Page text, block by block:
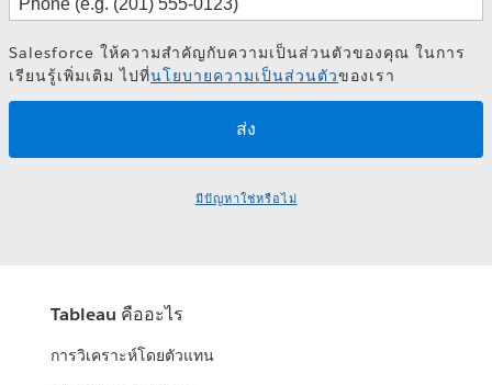
Salesforce ให้ความสำคัญกับความเป็นส่วนตัวของคุณ ในการ
เรียนรู้เพิ่มเติม ไปที่นโยบายความเป็นส่วนตัวของเรา
มีปัญหาใช่หรือไม่
Tableau คืออะไร
การวิเคราะห์โดยตัวแทน